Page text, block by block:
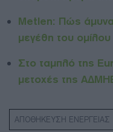
Metlen: Πώς άμυνα
μεγέθη του ομίλου
Στο ταμπλό της
μετοχές της
ΑΠΟΘΗΚΕΥΣΗ ΕΝΕΡΓΕΙΑΣ